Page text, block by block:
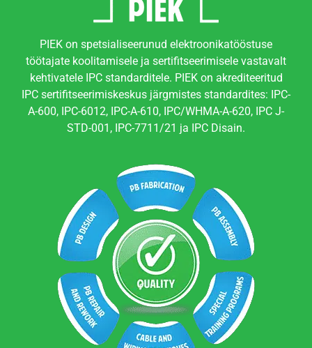
PIEK on spetsialiseerunud elektroonikatööstuse
töötajate koolitamisele ja sertifitseerimisele vastavalt
kehtivatele IPC standarditele. PIEK on akrediteeritud
IPC sertifitseerimiskeskus järgmistes standardites: IPC-
A-600, IPC-6012, IPC-A-610, IPC/WHMA-A-620, IPC J-
STD-001, IPC-7711/21 ja IPC Disain.